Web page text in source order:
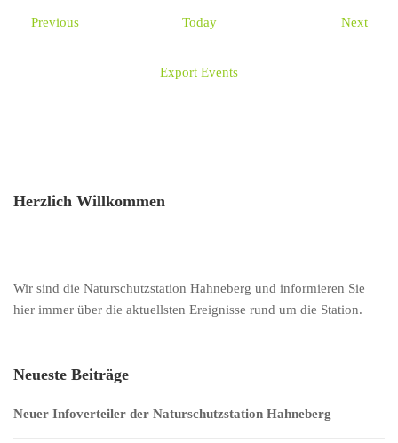
PreviousEvents Today Next
Export Events
Herzlich Willkommen
Wir sind die Naturschutzstation Hahneberg und informieren Sie
hier immer über die aktuellsten Ereignisse rund um die Station.
Neueste Beiträge
Neuer Infoverteiler der Naturschutzstation Hahneberg